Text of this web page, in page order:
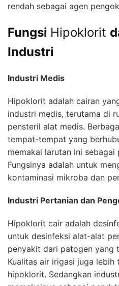
rendah sebagai agen
Fungsi Hipoklorit d
Industri
Industri Medis
Hipoklorit adalah cairan
industri medis, terutama di
pensteril alat medis.
tempat-tempat yang
memakai larutan ini
Fungsinya adalah untuk
kontaminasi mikroba dan
Industri Pertanian dan
Hipoklorit cair adalah
untuk desinfeksi alat-alat
penyakit dari patogen yang
Kualitas air irigasi juga
hipoklorit. Sedangkan